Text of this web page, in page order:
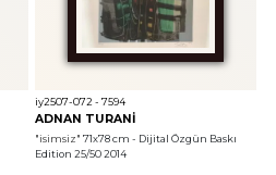
iy2507-072 - 7594
ADNAN TURANİ
"isimsiz" 71x78 cm - Dijital Özgün Baskı
Edition 25/50 2014